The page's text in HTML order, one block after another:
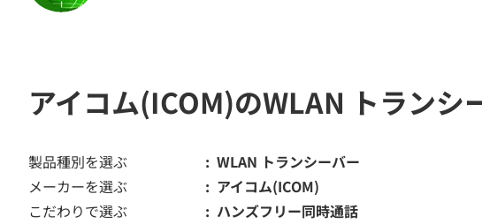
アイコム(ICOM)のWLAN トラン
製品種別を選ぶ
WLAN トランシーバー
メーカーを選ぶ
アイコム(ICOM)
こだわりで選ぶ
ハンズフリー同時通話